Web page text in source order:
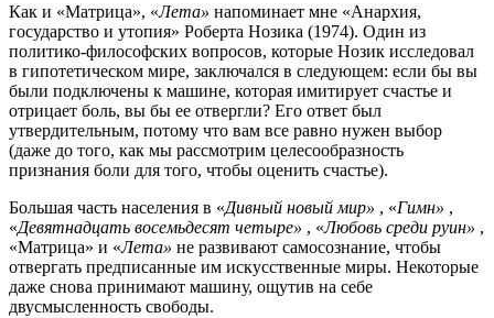
Как и «Матрица», «Лета» напоминает мне «Анархия,
государство и утопия» Роберта Нозика (1974). Один из
политико-философских вопросов, которые Нозик исследовал
в гипотетическом мире, заключался в следующем: если бы вы
были подключены к машине, которая имитирует счастье и
отрицает боль, вы бы ее отвергли? Его ответ был
утвердительным, потому что вам все равно нужен выбор
(даже до того, как мы рассмотрим целесообразность
признания боли для того, чтобы оценить счастье).
Большая часть населения в «Дивный новый мир» , «Гимн» ,
«Девятнадцать восемьдесят четыре» , «Любовь среди руин» ,
«Матрица» и «Лета» не развивают самосознание, чтобы
отвергать предписанные им искусственные миры. Некоторые
даже снова принимают машину, ощутив на себе
двусмысленность свободы.